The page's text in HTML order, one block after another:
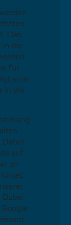
Das
in die
für
eine
in die
Daten
auf
an